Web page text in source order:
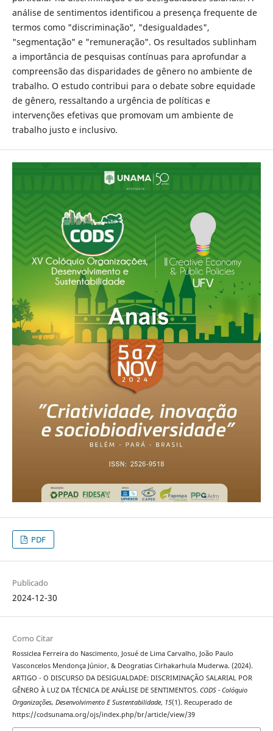
análise de sentimentos identificou a presença frequente de
termos como "discriminação", "desigualdades",
"segmentação" e "remuneração". Os resultados sublinham
a importância de pesquisas contínuas para aprofundar a
compreensão das disparidades de gênero no ambiente de
trabalho. O estudo contribui para o debate sobre equidade
de gênero, ressaltando a urgência de políticas e
intervenções efetivas que promovam um ambiente de
trabalho justo e inclusivo.
PDF
Publicado
2024-12-30
Como Citar
Rossiclea Ferreira do Nascimento, Josué de Lima Carvalho, João Paulo
Vasconcelos Mendonça Júnior, & Deogratias Cirhakarhula Muderwa. (2024).
ARTIGO - O DISCURSO DA DESIGUALDADE: DISCRIMINAÇÃO SALARIAL POR
GÊNERO À LUZ DA TÉCNICA DE ANÁLISE DE SENTIMENTOS. CODS - Colóquio
Organizações, Desenvolvimento E Sustentabilidade, 15(1). Recuperado de
https://codsunama.org/ojs/index.php/br/article/view/39